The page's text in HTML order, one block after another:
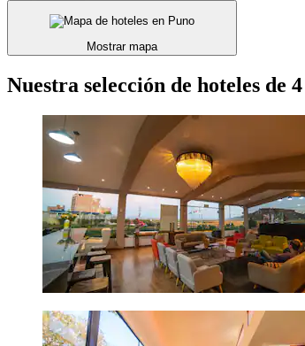
Mostrar mapa
Nuestra selección de hoteles de